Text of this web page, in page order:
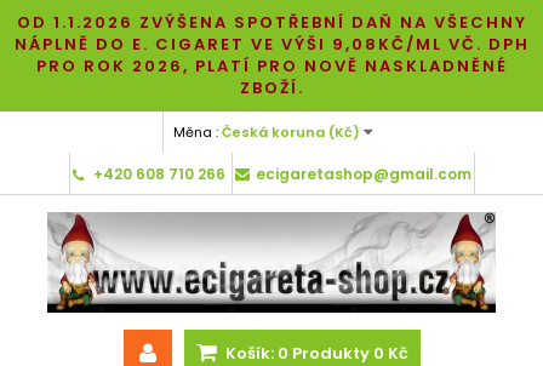
OD 1.1.2026 ZVÝŠENA SPOTŘEBNÍ DAŇ NA VŠECHNY
NÁPLNĚ DO E. CIGARET VE VÝŠI 9,08KČ/ML VČ. DPH
PRO ROK 2026, PLATÍ PRO NOVĚ NASKLADNĚNÉ
ZBOŽÍ.
Měna : Česká koruna (Kč)
+420 608 710 266 ecigaretashop@gmail.com
Košík: 0 Produkty 0 Kč